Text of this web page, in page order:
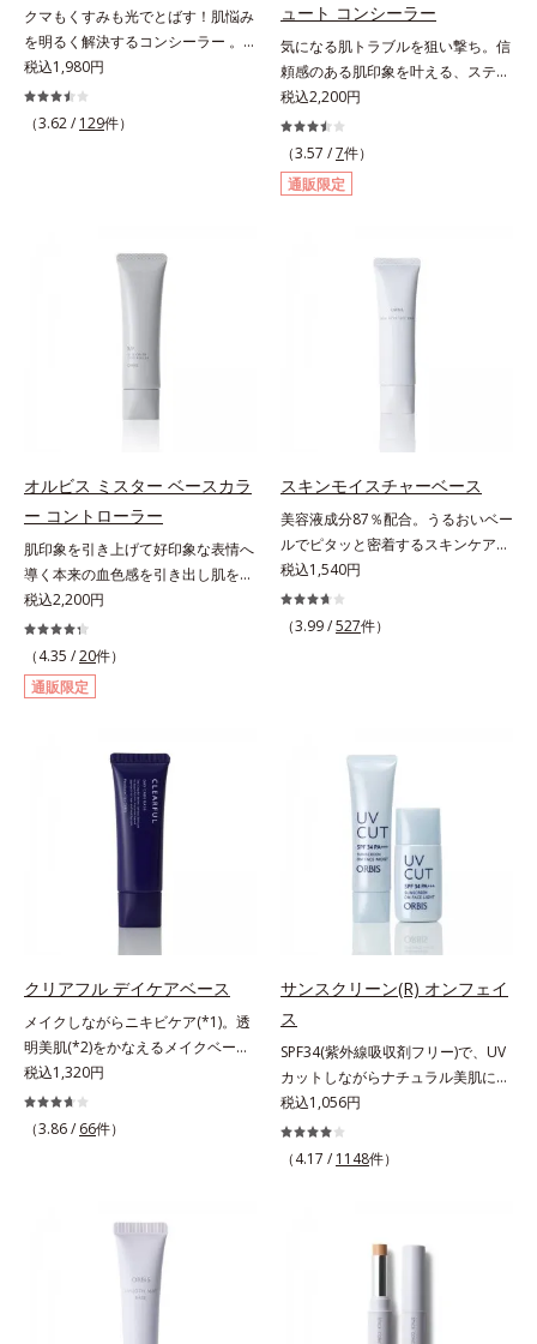
がふっくら整うかのよう(*3)。つっ
ぱらないここちよい密着感で、さま
ざまなタイプのファンデと併用でき
ます。毛穴が気になる箇所への部分
使いもOK。*1 ファンデーションが
アのW効果で軽やかな美肌を印象づ
けます。紫外線吸収剤フリーなのに
高SPF値、さらにスキンプロテクト
複合成分(*3)が、ブルーライト、紫
外線、大気中の微粒子汚れなどの外
的ダメージから肌表面をガードしま
す。【カバー効果】保湿性凹凸カバ
すい肌にうるおいを届けながら、光
拡散効果で乾燥小ジワや毛穴もカバ
ーします。【ラスティング効果】皮
はしっかり残すことでカバー力を保
複合成分配合＝肌を保護し、乾燥を
防ぐ複合成分 ※ ビルベリー葉エ
皮エキス*4 グリセリルグルコシド
（保湿成分）、（ジメチコン／ビニ
ルジメチコン）クロスポリマー、ジ
メチコン（カバー成分）*5 アクリ
レーツコポリマー
クマもくすみも光でとばす！肌悩み
を明るく解決するコンシーラー 。
クマやくすみ(*)、年齢肌の抱えるお
悩みを、光で飛ばしてカバーするコ
ンシーラーです。黄ぐすみをカバー
ラーでのびがよく、凹凸のある目元
や口元、シミやくすみの気になる頬
にもピタッと密着。薄づきなのにカ
バー力が高く、幅広く活躍します。
くすみに働きかける成分に2種のヒ
アルロン酸を配合した肌にやさしい
処方で、うるおうハリ肌へと整えま
税込1,980円
（3.62 / 129件）
ュート コンシーラー
気になる肌トラブルを狙い撃ち。信
頼感のある肌印象を叶える、スティ
ックコンシーラー。自然な仕上がり
とカバー力を両立させた、スティッ
ク状のコンシーラーです。「6mm
口径スポットシューター設計」で、
まるでバスケのシュートを決めるよ
線を描くように気になる部分を塗り
つぶし、指でやさしくなじませるだ
けで肌トラブルを自然にぼかしてカ
さらにハイカバーな仕上がりに。テ
ることを忘れてしまうようなサラサ
ラの感触で、いつでも絶好調の肌を
叶えます(*)。* メイク効果による
【ご使用方法】2～3ｍｍくり出し、
カバーしたい部分に直接つけてくだ
さい。さらにカバー効果を出したい
ときは、重ねづけしてください。
税込2,200円
（3.57 /7件）
通販限定
オルビス ミスター ベースカラ
ー コントローラー
肌印象を引き上げて好印象な表情へ
導く本来の血色感を引き出し肌を均
一に整えるベースカラー。スキンケ
ア感覚で絶好調な肌へ整えるベース
コントロールカラーです。肌トラブ
ルを“覆い隠す”のではなく、“光で整
える”オレンジフィルター理論に着
ヒゲ、毛穴の影などの「青」を引い
て、血色のよいイキイキとした印象
の「赤」を肌にプラス。毛穴のデコ
ボコやザラつき、肌色のムラを光で
整え、肌本来の魅力を引き出し、印
男性の肌色に合わせた色設計で、ど
んな肌色でも自然な仕上がりを叶え
ます。ベタつくのに乾燥する男性の
肌に、うるおいを与えつつ皮脂分泌
をコントロールするスキンケア成分
を配合。夕方までベタつき＆乾燥知
らずの、清潔感のある肌が続きま
す。さらにSPF20・PA++の紫外線カ
ット効果で、日常シーンの紫外線を
カット。洗顔料で簡単に落とすこと
後、適量（パール1～2粒大程度）を
とり、顔全体に少量ずつムラなくの
税込2,200円
（4.35 /20件）
通販限定
スキンモイスチャーベース
美容液成分87％配合。うるおいベー
ルでピタッと密着するスキンケア発
想のメイク下地。化粧ノリ＆もち
UP！ファンデーションの仕上がり
を格上げする、スキンケア発想の化
ーエキスなどの保湿成分を含む美容
液成分を87％配合。大気汚染物質バ
リア成分(*)もプラスして、乾燥やダ
メージから肌を守ります。くすみが
ちな大人の肌を、血色感のある肌に
補整する、ピンクベージュカラーで
す。※オルビスのすべてのファンデ
ーションの下地としてご使用いただ
化銀
税込1,540円
（3.99 /527件）
クリアフル デイケアベース
メイクしながらニキビケア(*1)。透
明美肌(*2)をかなえるメイクベー
ス。ニキビがあると、メイクはニキ
ビに良くないのではないかと心配に
なりがち。しかし何も塗らないと、
できる新発想のメイク下地。スキン
ケアシリーズと同様のニキビケア成
分を配合した肌にやさしい処方なの
で、“ニキビをケアしたい”と“肌をキ
税込1,320円
（3.86 / 66件）
サンスクリーン(R) オンフェイ
ス
SPF34(紫外線吸収剤フリー)で、UV
カットしながらナチュラル美肌に。
これ1本で“小でかけ”にも、化粧下
地としても。この1本があれば、“ち
ょっとそこまで”もOKなすっぴん美
線、大気汚染物質(*2)を含むダメー
分を配合しました。誰の肌にもなじ
む絶妙な色設計で、白浮きなしの明
税込1,056円
（4.17 / 1148件）